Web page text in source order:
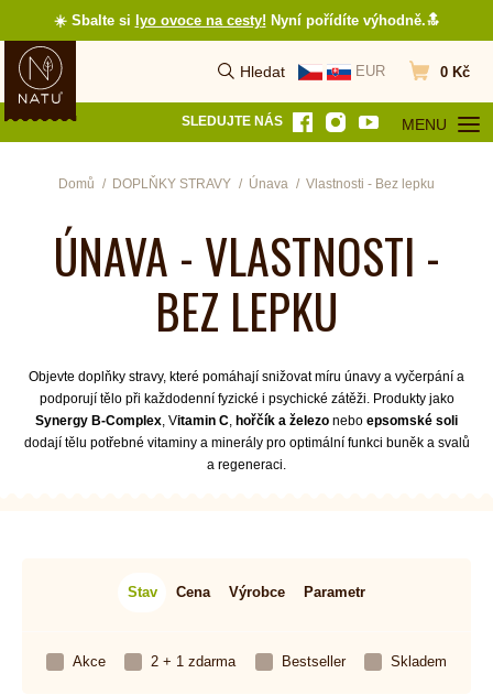
☀️ Sbalte si lyo ovoce na cesty! Nyní pořídíte výhodně.🔝
Hledat
Vyhledat
EUR
Přejít do
0 Kč
SLEDUJTE NÁS MENU
OTEVŘÍT
Domů DOPLŇKY STRAVY Únava Vlastnosti - Bez lepku
ÚNAVA - VLASTNOSTI -
BEZ LEPKU
Objevte doplňky stravy, které pomáhají snižovat míru únavy a vyčerpání a
podporují tělo při každodenní fyzické i psychické zátěži. Produkty jako
Synergy B-Complex , Vitamin C hořčík a železo nebo epsomské soli
dodají tělu potřebné vitaminy a minerály pro optimální funkci buněk a svalů
a regeneraci.
Stav Cena Výrobce Parametr
Akce 2 + 1 zdarma Bestseller Skladem